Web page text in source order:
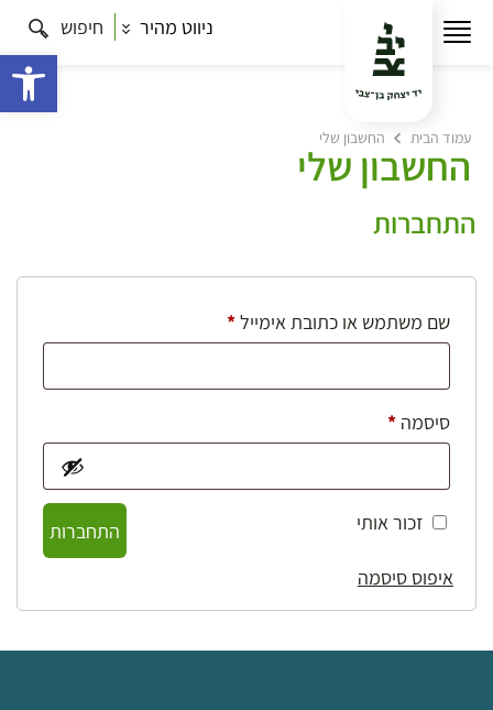
ניווט מהיר חיפוש
עמוד הבית החשבון שלי
החשבון שלי
התחברות
שם משתמש או כתובת אימייל*חובה
סיסמה *חובה
זכור אותי
התחברות
איפוס סיסמה